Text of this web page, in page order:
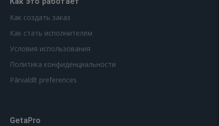
Как создать заказ
Как стать исполнителем
Условия использования
Политика конфиденциальности
Pārvaldīt preferences
GetaPro